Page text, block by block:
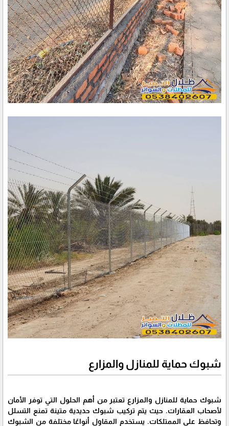
شبوك حماية للمنازل والمزارع
شبوك حماية للمنازل والمزارع تعتبر من أهم الحلول التي توفر الأمان
لأصحاب العقارات. حيث يتم تركيب شبوك حديدية متينة تمنع التسلل
وتحافظ على الممتلكات. يستخدم المقاول أنواعًا مختلفة من الشبوك